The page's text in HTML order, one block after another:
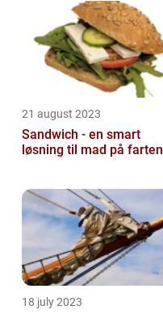
21 august 2023
Sandwich - en smart
løsning til mad på farten
18 july 2023